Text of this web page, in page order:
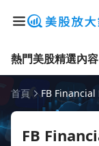
熱門美股精選內容
首頁 FB Financial
FB